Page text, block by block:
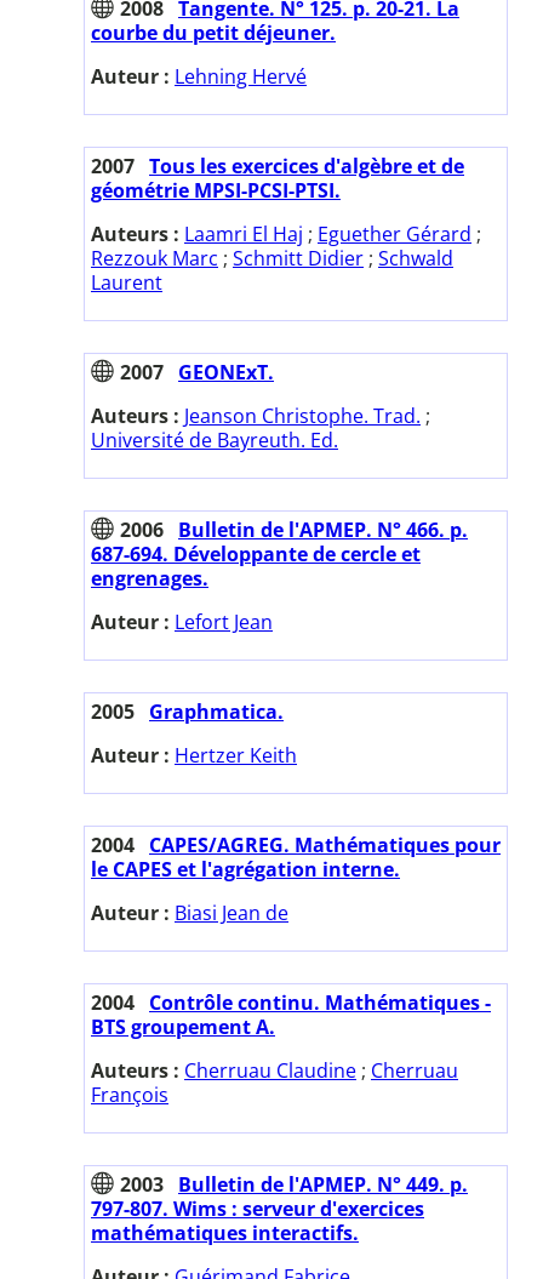
2008 Tangente. N° 125. p. 20-21. La
courbe du petit déjeuner.
Auteur : Lehning Hervé
2007 Tous les exercices d'algèbre et de
géométrie MPSI-PCSI-PTSI.
Auteurs : Laamri El Haj ; Eguether Gérard ;
Rezzouk Marc ; Schmitt Didier ; Schwald
Laurent
2007 GEONExT.
Auteurs : Jeanson Christophe. Trad. ;
Université de Bayreuth. Ed.
2006 Bulletin de l'APMEP. N° 466. p.
687-694. Développante de cercle et
engrenages.
Auteur : Lefort Jean
2005 Graphmatica.
Auteur : Hertzer Keith
2004 CAPES/AGREG. Mathématiques pour
le CAPES et l'agrégation interne.
Auteur : Biasi Jean de
2004 Contrôle continu. Mathématiques -
BTS groupement A.
Auteurs : Cherruau Claudine ; Cherruau
François
2003 Bulletin de l'APMEP. N° 449. p.
797-807. Wims : serveur d'exercices
mathématiques interactifs.